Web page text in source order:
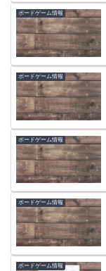
ボードゲーム情報
ボードゲーム情報
ボードゲーム情報
ボードゲーム情報
ボードゲーム情報